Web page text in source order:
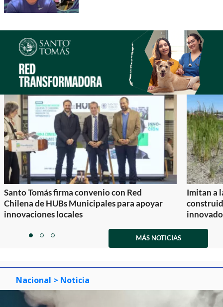
Santo Tomás firma convenio con Red
Chilena de HUBs Municipales para apoyar
innovaciones locales
Imitan a
itemitemitem
MÁS NOTICIAS
Nacional > Noticia